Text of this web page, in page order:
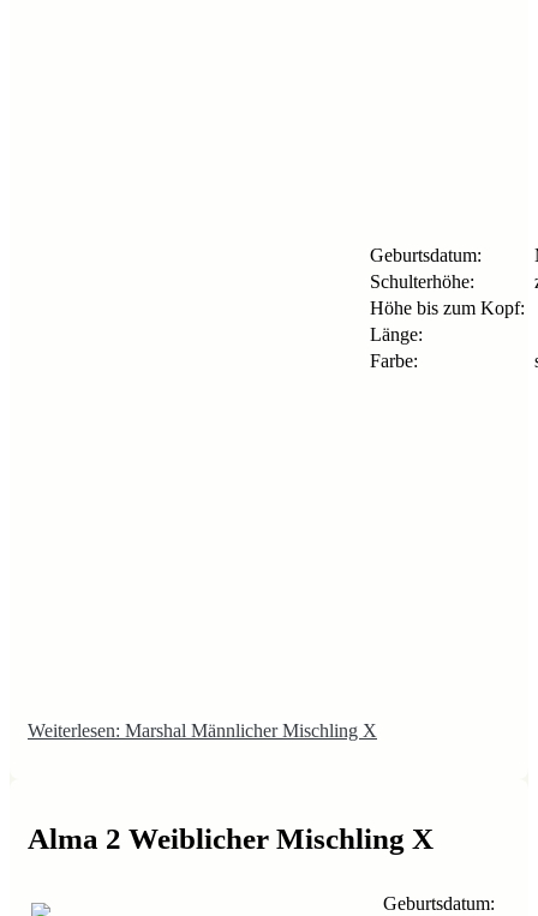
Geburtsdatum:
Schulterhöhe:
Höhe bis zum Kopf:
Länge:
Farbe:
Weiterlesen: Marshal Männlicher Mischling X
Alma 2 Weiblicher Mischling X
Geburtsdatum: